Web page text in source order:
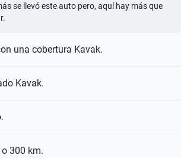
se llevó este auto pero, aquí hay más que
una cobertura Kavak.
Kavak.
300 km.